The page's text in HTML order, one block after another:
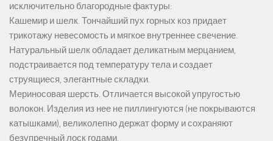
исключительно благородные фактуры:
Кашемир и шелк. Тончайший пух горных коз придает
трикотажу невесомость и мягкое внутреннее свечение.
Натуральный шелк обладает деликатным мерцанием,
подстраивается под температуру тела и создает
струящиеся, элегантные складки.
Мериносовая шерсть. Отличается высокой упругостью
волокон. Изделия из нее не пиллингуются (не покрываются
катышками), великолепно держат форму и сохраняют
безупречный лоск годами.